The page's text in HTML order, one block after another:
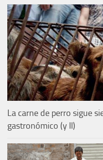
La carne de perro sigue
gastronómico (y II)